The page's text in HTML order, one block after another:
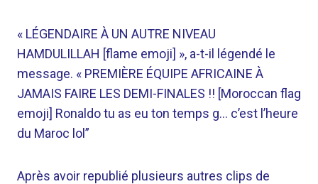
« LÉGENDAIRE À UN AUTRE NIVEAU
HAMDULILLAH [flame emoji] », a-t-il légendé le
message. « PREMIÈRE ÉQUIPE AFRICAINE À
JAMAIS FAIRE LES DEMI-FINALES !! [Moroccan flag
emoji] Ronaldo tu as eu ton temps g… c’est l’heure
du Maroc lol”
Après avoir republié plusieurs autres clips de